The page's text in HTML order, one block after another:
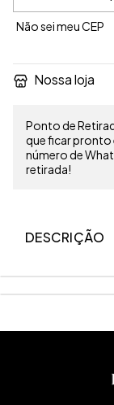
Não sei meu CEP
Nossa loja
Ponto de
que ficar
número de
retirada!
DESCRIÇÃO
Colete longo,
Fecho do colete
Tecido: